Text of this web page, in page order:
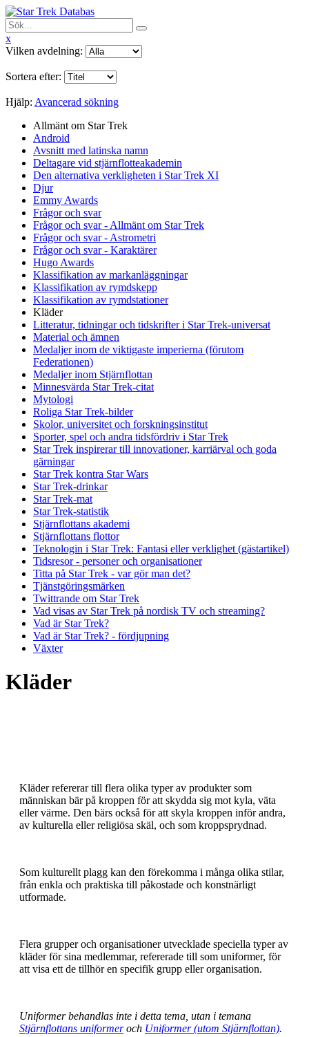
x
Vilken avdelning:
Sortera efter:
Hjälp: Avancerad sökning
Allmänt om Star Trek
Android
Avsnitt med latinska namn
Deltagare vid stjärnflotteakademin
Den alternativa verkligheten i Star Trek XI
Djur
Emmy Awards
Frågor och svar
Frågor och svar - Allmänt om Star Trek
Frågor och svar - Astrometri
Frågor och svar - Karaktärer
Hugo Awards
Klassifikation av markanläggningar
Klassifikation av rymdskepp
Klassifikation av rymdstationer
Kläder
Litteratur, tidningar och tidskrifter i Star Trek-universat
Material och ämnen
Medaljer inom de viktigaste imperierna (förutom
Federationen)
Medaljer inom Stjärnflottan
Minnesvärda Star Trek-citat
Mytologi
Roliga Star Trek-bilder
Skolor, universitet och forskningsinstitut
Sporter, spel och andra tidsfördriv i Star Trek
Star Trek inspirerar till innovationer, karriärval och goda
gärningar
Star Trek kontra Star Wars
Star Trek-drinkar
Star Trek-mat
Star Trek-statistik
Stjärnflottans akademi
Stjärnflottans flottor
Teknologin i Star Trek: Fantasi eller verklighet (gästartikel)
Tidsresor - personer och organisationer
Titta på Star Trek - var gör man det?
Tjänstgöringsmärken
Twittrande om Star Trek
Vad visas av Star Trek på nordisk TV och streaming?
Vad är Star Trek?
Vad är Star Trek? - fördjupning
Växter
Kläder
Kläder refererar till flera olika typer av produkter som
människan bär på kroppen för att skydda sig mot kyla, väta
eller värme. Den bärs också för att skyla kroppen inför andra,
av kulturella eller religiösa skäl, och som kroppsprydnad.
Som kulturellt plagg kan den förekomma i många olika stilar,
från enkla och praktiska till påkostade och konstnärligt
utformade.
Flera grupper och organisationer utvecklade speciella typer av
kläder för sina medlemmar, refererade till som uniformer, för
att visa ett de tillhör en specifik grupp eller organisation.
Uniformer behandlas inte i detta tema, utan i temana
Stjärnflottans uniformeroch Uniformer (utom Stjärnflottan).